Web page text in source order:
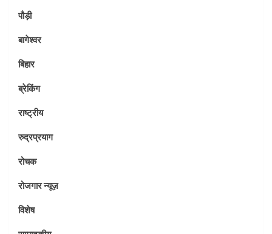
पौड़ी
बागेश्वर
बिहार
ब्रेकिंग
राष्ट्रीय
रुद्रप्रयाग
रोचक
रोजगार न्यूज़
विशेष